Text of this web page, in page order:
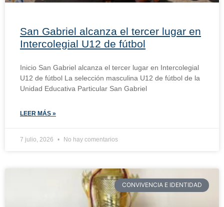
San Gabriel alcanza el tercer lugar en
Intercolegial U12 de fútbol
Inicio San Gabriel alcanza el tercer lugar en Intercolegial
U12 de fútbol La selección masculina U12 de fútbol de la
Unidad Educativa Particular San Gabriel
LEER MÁS »
7 julio, 2026 No hay comentarios
CONVIVENCIA E IDENTIDAD